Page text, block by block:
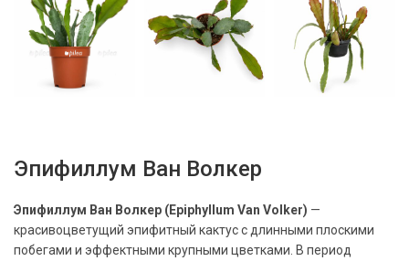
Эпифиллум Ван Волкер
Эпифиллум Ван Волкер (Epiphyllum Van Volker) —
красивоцветущий эпифитный кактус с длинными плоскими
побегами и эффектными крупными цветками. В период